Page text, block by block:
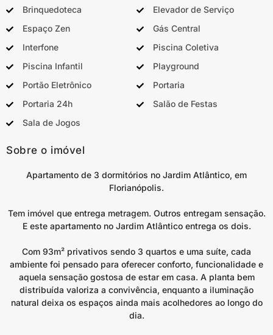
Brinquedoteca
Elevador de Serviço
Espaço Zen
Gás Central
Interfone
Piscina Coletiva
Piscina Infantil
Playground
Portão Eletrônico
Portaria
Portaria 24h
Salão de Festas
Sala de Jogos
Sobre o imóvel
Apartamento de 3 dormitórios no Jardim Atlântico, em
Florianópolis.
Tem imóvel que entrega metragem. Outros entregam sensação.
E este apartamento no Jardim Atlântico entrega os dois.
Com 93m² privativos sendo 3 quartos e uma suíte, cada
ambiente foi pensado para oferecer conforto, funcionalidade e
aquela sensação gostosa de estar em casa. A planta bem
distribuída valoriza a convivência, enquanto a iluminação
natural deixa os espaços ainda mais acolhedores ao longo do
dia.